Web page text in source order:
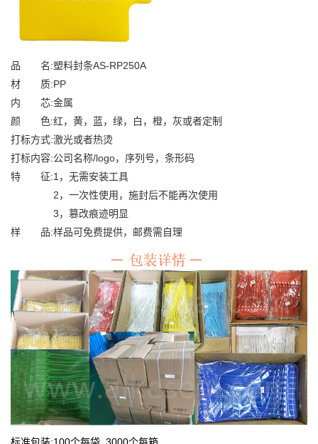
品 名:塑料封条AS-RP250A
材 质:PP
内 芯:金属
颜 色:红，黄，蓝，绿，白，橙，灰或者定制
打标方式:激光或者热烫
打标内容:公司名称/logo，序列号，条形码
特 征:1，无需安装工具
2，一次性使用，施封后不能再次使用
3，篡改痕迹明显
样 品:样品可免费提供，邮费需自理
标准包装:100个每袋 ,3000个每箱